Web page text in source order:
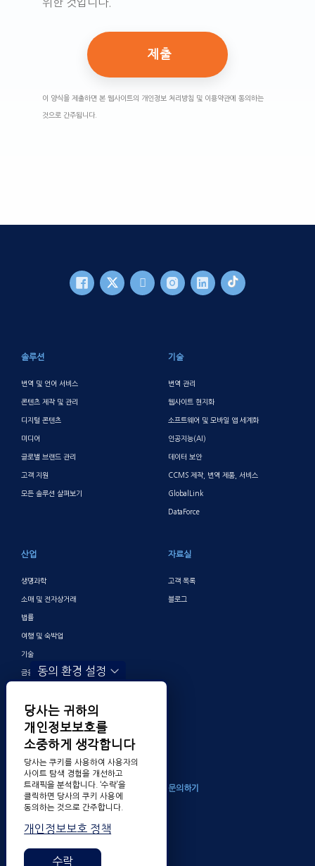
이 양식을 제출하면 본 웹사이트의 개인정보 처리방침 및 이용약관에 동의하는
것으로 간주됩니다.
솔루션
번역 및 언어 서비스
콘텐츠 제작 및 관리
디지털 콘텐츠
미디어
글로벌 브랜드 관리
고객 지원
모든 솔루션 살펴보기
기술
번역 관리
웹사이트 현지화
소프트웨어 및 모바일 앱 세계화
인공지능(AI)
데이터 보안
CCMS 제작, 번역 제품, 서비스
GlobalLink
DataForce
산업
생명과학
소매 및 전자상거래
법률
여행 및 숙박업
기술
금융 및 뱅킹
엔터테인먼트
디지털 마케팅 및 광고
기타
자료실
고객 목록
블로그
회사소개
채용
수상 내역
문의하기
동의 환경 설정
당사는 귀하의
개인정보보호를
소중하게 생각합니다
당사는 쿠키를 사용하여 사용자의
사이트 탐색 경험을 개선하고
트래픽을 분석합니다. ‘수락’을
클릭하면 당사의 쿠키 사용에
동의하는 것으로 간주합니다.
개인정보보호 정책
수락